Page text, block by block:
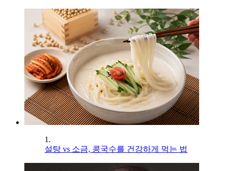
1.
설탕 vs 소금, 콩국수를 건강하게 먹는 법